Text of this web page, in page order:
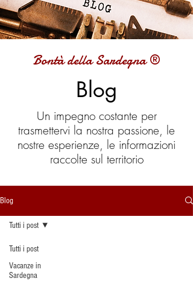
Bontà della Sardegna ®
Blog
Un impegno costante per
trasmettervi la nostra passione, le
nostre esperienze, le informazioni
raccolte sul territorio
Blog
Tutti i post
Vacanze in
Sardegna
Tutti i post